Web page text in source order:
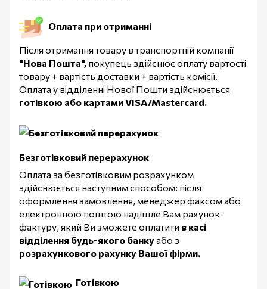
Оплата при отриманні
Після отримання товару в транспортній компанії
"Нова Пошта", покупець здійснює оплату вартості
товару + вартість доставки + вартість комісії.
Оплата у відділенні Нової Пошти здійснюється
готівкою або картами VISA/Mastercard.
Безготівковий перерахунок
Оплата за безготівковим розрахунком
здійснюється наступним способом: після
оформлення замовлення, менеджер факсом або
електронною поштою надішле Вам рахунок-
фактуру, який Ви зможете оплатити в касі
відділення будь-якого банкуабо з
розрахункового рахунку Вашої фірми.
Готівкою